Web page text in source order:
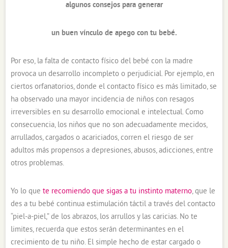
algunos consejos para generar
un buen vínculo de apego con tu bebé.
Por eso, la falta de contacto físico del bebé con la madre
provoca un desarrollo incompleto o perjudicial. Por ejemplo, en
ciertos orfanatorios, donde el contacto físico es más limitado, se
ha observado una mayor incidencia de niños con resagos
irreversibles en su desarrollo emocional e intelectual. Como
consecuencia, los niños que no son adecuadamente mecidos,
arrullados, cargados o acariciados, corren el riesgo de ser
adultos más propensos a depresiones, abusos, adicciones, entre
otros problemas.
Yo lo quete recomiendo que sigas a tu instinto materno, que le
des a tu bebé continua estimulación táctil a través del contacto
“piel-a-piel,” de los abrazos, los arrullos y las caricias. No te
limites, recuerda que estos serán determinantes en el
crecimiento de tu niño. El simple hecho de estar cargado o